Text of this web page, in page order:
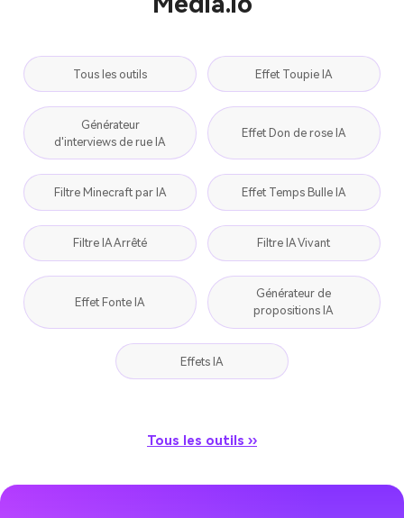
Tous les outils Effet Toupie IA
Générateur
d'interviews de rue IA
Effet Don de rose IA
Filtre Minecraft par IA Effet Temps Bulle IA
Filtre IA Arrêté Filtre IA Vivant
Effet Fonte IA
Générateur de
propositions IA
Effets IA
Tous les outils ››